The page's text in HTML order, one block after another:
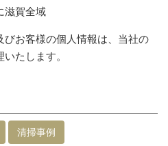
滋賀全域
びお客様の個人情報は、当社の
たします。
清掃事例